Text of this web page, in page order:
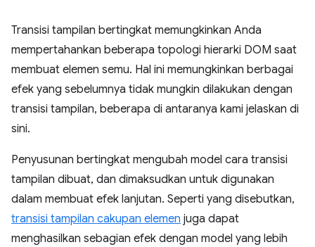
Transisi tampilan bertingkat memungkinkan Anda
mempertahankan beberapa topologi hierarki DOM saat
membuat elemen semu. Hal ini memungkinkan berbagai
efek yang sebelumnya tidak mungkin dilakukan dengan
transisi tampilan, beberapa di antaranya kami jelaskan di
sini.
Penyusunan bertingkat mengubah model cara transisi
tampilan dibuat, dan dimaksudkan untuk digunakan
dalam membuat efek lanjutan. Seperti yang disebutkan,
transisi tampilan cakupan elemen juga dapat
menghasilkan sebagian efek dengan model yang lebih